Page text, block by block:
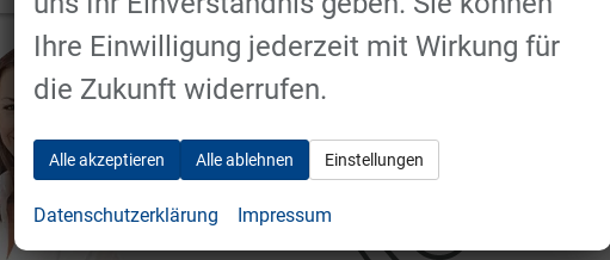
Ihre Einwilligung jederzeit mit Wirkung für
die Zukunft widerrufen.
Alle akzeptieren Alle ablehnen Einstellungen
Datenschutzerklärung Impressum